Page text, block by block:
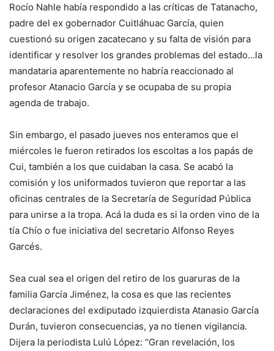
Rocío Nahle había respondido a las críticas de Tatanacho,
padre del ex gobernador Cuitláhuac García, quien
cuestionó su origen zacatecano y su falta de visión para
identificar y resolver los grandes problemas del estado…la
mandataria aparentemente no habría reaccionado al
profesor Atanacio García y se ocupaba de su propia
agenda de trabajo.
Sin embargo, el pasado jueves nos enteramos que el
miércoles le fueron retirados los escoltas a los papás de
Cui, también a los que cuidaban la casa. Se acabó la
comisión y los uniformados tuvieron que reportar a las
oficinas centrales de la Secretaría de Seguridad Pública
para unirse a la tropa. Acá la duda es si la orden vino de la
tía Chío o fue iniciativa del secretario Alfonso Reyes
Garcés.
Sea cual sea el origen del retiro de los guaruras de la
familia García Jiménez, la cosa es que las recientes
declaraciones del exdiputado izquierdista Atanasio García
Durán, tuvieron consecuencias, ya no tienen vigilancia.
Dijera la periodista Lulú López: “Gran revelación, los